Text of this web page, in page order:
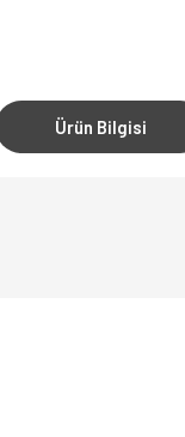
Ürün Bilgisi